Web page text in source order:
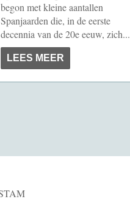
begon met kleine aantallen
Spanjaarden die, in de eerste
decennia van de 20e eeuw, zich...
LEES MEER